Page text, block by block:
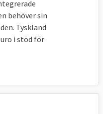
som
behöver sin
Tyskland
i stöd för